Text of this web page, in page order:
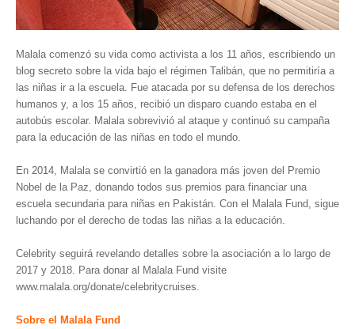
Malala comenzó su vida como activista a los 11 años, escribiendo un
blog secreto sobre la vida bajo el régimen Talibán, que no permitiría a
las niñas ir a la escuela. Fue atacada por su defensa de los derechos
humanos y, a los 15 años, recibió un disparo cuando estaba en el
autobús escolar. Malala sobrevivió al ataque y continuó su campaña
para la educación de las niñas en todo el mundo.
En 2014, Malala se convirtió en la ganadora más joven del Premio
Nobel de la Paz, donando todos sus premios para financiar una
escuela secundaria para niñas en Pakistán. Con el Malala Fund, sigue
luchando por el derecho de todas las niñas a la educación.
Celebrity seguirá revelando detalles sobre la asociación a lo largo de
2017 y 2018. Para donar al Malala Fund visite
www.malala.org/donate/celebritycruises.
Sobre el Malala Fund